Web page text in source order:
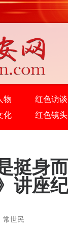
物
红色访谈
化
红色镜头
挺身
讲座
世民